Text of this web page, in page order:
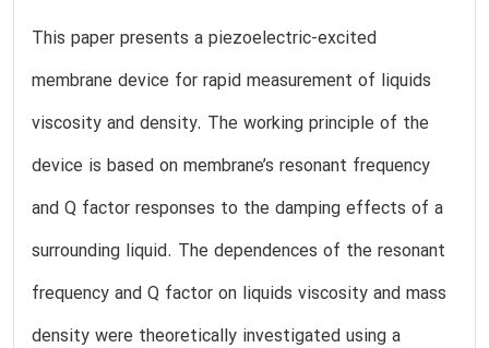
This paper presents a piezoelectric-excited
membrane device for rapid measurement of liquids
viscosity and density. The working principle of the
device is based on membrane’s resonant frequency
and Q factor responses to the damping effects of a
surrounding liquid. The dependences of the resonant
frequency and Q factor on liquids viscosity and mass
density were theoretically investigated using a